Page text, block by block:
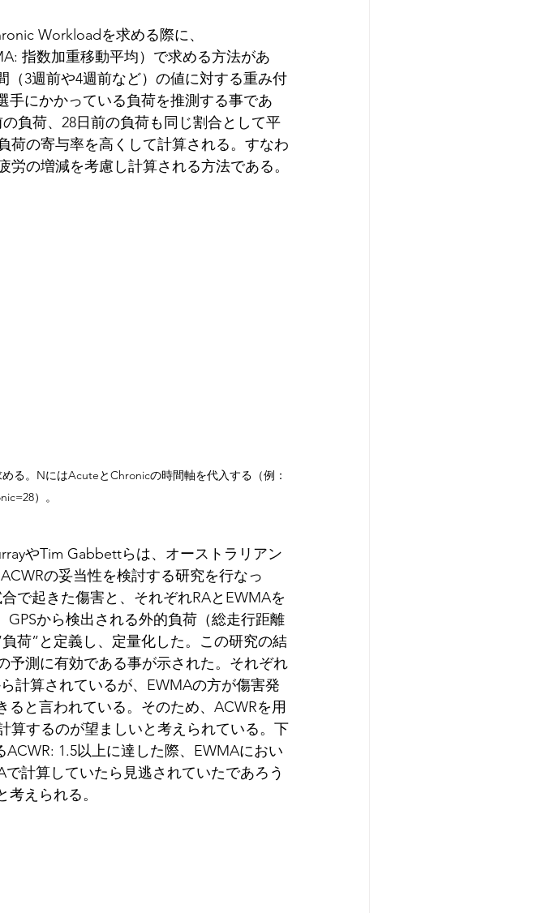
Workloadを求める際に、
指数加重移動平均）で求める方法があ
3週前や4週前など）の値に対する重み付
手にかかっている負荷を推測する事であ
負荷、28日前の負荷も同じ割合として平
荷の寄与率を高くして計算される。すなわ
の増減を考慮し計算される方法である。
る。NにはAcuteとChronicの時間軸を代入する（例：
）。
やTim Gabbettらは、オーストラリアン
の妥当性を検討する研究を行なっ
で起きた傷害と、それぞれRAとEWMAを
から検出される外的負荷（総走行距離
荷”と定義し、定量化した。この研究の結
予測に有効である事が示された。それぞれ
計算されているが、EWMAの方が傷害発
と言われている。そのため、ACWRを用
算するのが望ましいと考えられている。下
1.5以上に達した際、EWMAにおい
計算していたら見逃されていたであろう
えられる。